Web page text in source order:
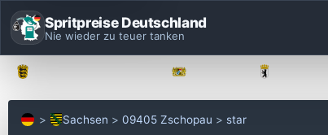
Spritpreise Deutschland
Nie wieder zu teuer tanken
Sachsen 09405 Zschopau star